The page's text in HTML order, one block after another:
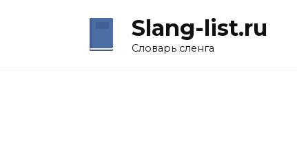
Slang-list.ru
Словарь сленга